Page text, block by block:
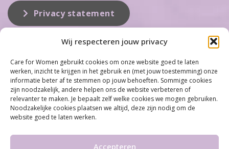
Wij respecteren jouw privacy
Care for Women gebruikt cookies om onze website goed te laten
werken, inzicht te krijgen in het gebruik en (met jouw toestemming) onze
informatie beter af te stemmen op jouw behoeften. Sommige cookies
zijn noodzakelijk, andere helpen ons de website verbeteren of
relevanter te maken. Je bepaalt zelf welke cookies we mogen gebruiken.
Noodzakelijke cookies plaatsen we altijd, deze zijn nodig om de
website goed te laten werken.
Accepteren
Privacy statement
Care for Women is de eerste organisatie die zich inzet op het gebied
van hormonale problemen bij vrouwen. Met ruim 100 locaties
behoort Care for Women tot één van de grootste organisaties op dit
vakgebied...